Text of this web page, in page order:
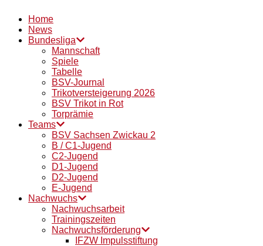
Home
News
Bundesliga
Mannschaft
Spiele
Tabelle
BSV-Journal
Trikotversteigerung 2026
BSV Trikot in Rot
Torprämie
Teams
BSV Sachsen Zwickau 2
B / C1-Jugend
C2-Jugend
D1-Jugend
D2-Jugend
E-Jugend
Nachwuchs
Nachwuchsarbeit
Trainingszeiten
Nachwuchsförderung
IFZW Impulsstiftung